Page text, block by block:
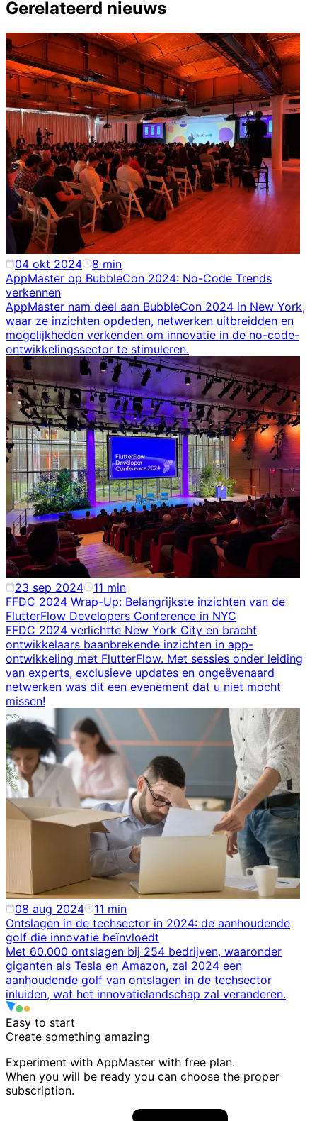
Gerelateerd nieuws
04 okt 2024 8 min
AppMaster op BubbleCon 2024: No-Code Trends
verkennen
AppMaster nam deel aan BubbleCon 2024 in New York,
waar ze inzichten opdeden, netwerken uitbreidden en
mogelijkheden verkenden om innovatie in de no-code-
ontwikkelingssector te stimuleren.
23 sep 2024 11 min
FFDC 2024 Wrap-Up: Belangrijkste inzichten van de
FlutterFlow Developers Conference in NYC
FFDC 2024 verlichtte New York City en bracht
ontwikkelaars baanbrekende inzichten in app-
ontwikkeling met FlutterFlow. Met sessies onder leiding
van experts, exclusieve updates en ongeëvenaard
netwerken was dit een evenement dat u niet mocht
missen!
08 aug 2024 11 min
Ontslagen in de techsector in 2024: de aanhoudende
golf die innovatie beïnvloedt
Met 60.000 ontslagen bij 254 bedrijven, waaronder
giganten als Tesla en Amazon, zal 2024 een
aanhoudende golf van ontslagen in de techsector
inluiden, wat het innovatielandschap zal veranderen.
Easy to start
Create something amazing
Experiment with AppMaster with free plan.
When you will be ready you can choose the proper
subscription.